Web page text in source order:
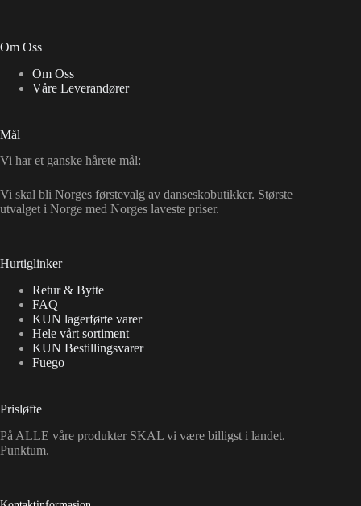
Om Oss
Om Oss
Våre Leverandører
Mål
Vi har et ganske hårete mål:
Vi skal bli Norges førstevalg av danseskobutikker. Største
utvalget i Norge med Norges laveste priser.
Hurtiglinker
Retur & Bytte
FAQ
KUN lagerførte varer
Hele vårt sortiment
KUN Bestillingsvarer
Fuego
Prisløfte
På ALLE våre produkter SKAL vi være billigst i landet.
Punktum.